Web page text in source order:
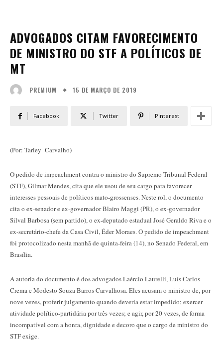
ADVOGADOS CITAM FAVORECIMENTO
DE MINISTRO DO STF A POLÍTICOS DE
MT
PREMIUM 15 DE MARÇO DE 2019
Facebook Twitter Pinterest
(Por: Tarley Carvalho)
O pedido de impeachment contra o ministro do Supremo Tribunal Federal
(STF), Gilmar Mendes, cita que ele usou de seu cargo para favorecer
interesses pessoais de políticos mato-grossenses. Neste rol, o documento
cita o ex-senador e ex-governador Blairo Maggi (PR), o ex-governador
Silval Barbosa (sem partido), o ex-deputado estadual José Geraldo Riva e o
ex-secretário-chefe da Casa Civil, Éder Moraes. O pedido de impeachment
foi protocolizado nesta manhã de quinta-feira (14), no Senado Federal, em
Brasília.
A autoria do documento é dos advogados Laércio Laurelli, Luís Carlos
Crema e Modesto Souza Barros Carvalhosa. Eles acusam o ministro de, por
nove vezes, proferir julgamento quando deveria estar impedido; exercer
atividade político-partidária por três vezes; e agir, por 20 vezes, de forma
incompatível com a honra, dignidade e decoro que o cargo de ministro do
STF exige.